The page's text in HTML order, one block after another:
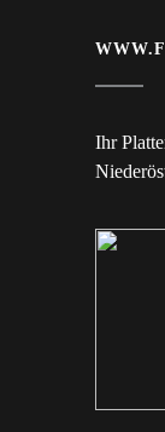
Ihr